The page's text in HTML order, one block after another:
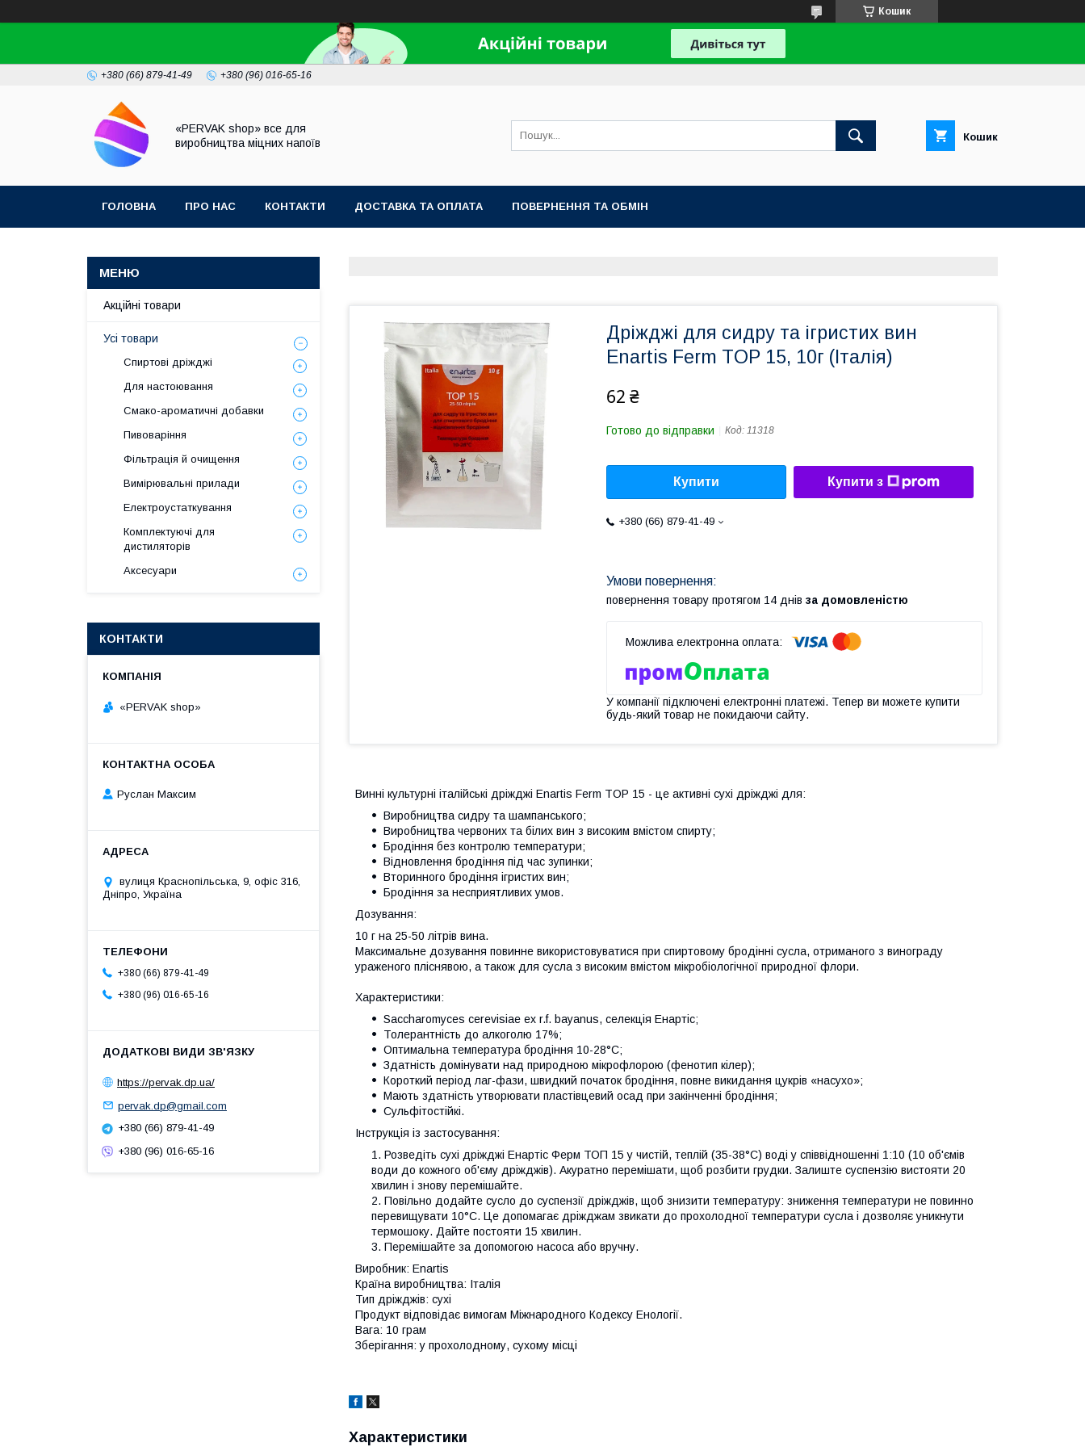
Кошик
+380 (66) 879-41-49 +380 (96) 016-65-16
«PERVAK shop» все для
виробництва міцних напоїв
Кошик
ГОЛОВНА ПРО НАС КОНТАКТИ ДОСТАВКА ТА ОПЛАТА ПОВЕРНЕННЯ ТА ОБМІН
Дріжджі для сидру та ігристих вин
Enartis Ferm TOP 15, 10г (Італія)
62 ₴
Готово до відправки Код: 11318
Купити Купити з
+380 (66) 879-41-49
повернення товару протягом 14 днів за домовленістю
У компанії підключені електронні платежі. Тепер ви можете купити
будь-який товар не покидаючи сайту.
Винні культурні італійські дріжджі Enartis Ferm TOP 15 - це активні сухі дріжджі для:
Виробництва сидру та шампанського;
Виробництва червоних та білих вин з високим вмістом спирту;
Бродіння без контролю температури;
Відновлення бродіння під час зупинки;
Вторинного бродіння ігристих вин;
Бродіння за несприятливих умов.
Дозування:
10 г на 25-50 літрів вина.
Максимальне дозування повинне використовуватися при спиртовому бродінні сусла, отриманого з винограду
ураженого пліснявою, а також для сусла з високим вмістом мікробіологічної природної флори.
Характеристики:
Saccharomyces cerevisiae ex r.f. bayanus, селекція Енартіс;
Толерантність до алкоголю 17%;
Оптимальна температура бродіння 10-28°C;
Здатність домінувати над природною мікрофлорою (фенотип кілер);
Короткий період лаг-фази, швидкий початок бродіння, повне викидання цукрів «насухо»;
Мають здатність утворювати пластівцевий осад при закінченні бродіння;
Сульфітостійкі.
Інструкція із застосування:
Розведіть сухі дріжджі Енартіс Ферм ТОП 15 у чистій, теплій (35-38°C) воді у співвідношенні 1:10 (10 об'ємів
води до кожного об'єму дріжджів). Акуратно перемішати, щоб розбити грудки. Залиште суспензію вистояти 20
хвилин і знову перемішайте.
Повільно додайте сусло до суспензії дріжджів, щоб знизити температуру: зниження температури не повинно
перевищувати 10°C. Це допомагає дріжджам звикати до прохолодної температури сусла і дозволяє уникнути
термошоку. Дайте постояти 15 хвилин.
Перемішайте за допомогою насоса або вручну.
Виробник: Enartis
Країна виробництва: Італія
Тип дріжджів: сухі
Продукт відповідає вимогам Міжнародного Кодексу Енології.
Вага: 10 грам
Зберігання: у прохолодному, сухому місці
Характеристики
Акційні товари
Усі товари
Спиртові дріжджі
Для настоювання
Смако-ароматичні добавки
Пивоваріння
Фільтрація й очищення
Вимірювальні прилади
Електроустаткування
Комплектуючі для
дистиляторів
Аксесуари
КОНТАКТИ
«PERVAK shop»
Руслан Максим
вулиця Краснопільська, 9, офіс 316,
Дніпро, Україна
+380 (66) 879-41-49
+380 (96) 016-65-16
https://pervak.dp.ua/
pervak.dp@gmail.com
+380 (66) 879-41-49
+380 (96) 016-65-16